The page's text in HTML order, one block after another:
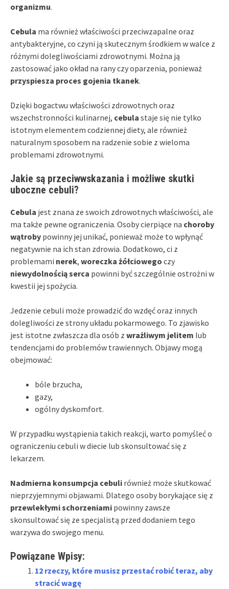
organizmu.
Cebula ma również właściwości przeciwzapalne oraz
antybakteryjne, co czyni ją skutecznym środkiem w walce z
różnymi dolegliwościami zdrowotnymi. Można ją
zastosować jako okład na rany czy oparzenia, ponieważ
przyspiesza proces gojenia tkanek.
Dzięki bogactwu właściwości zdrowotnych oraz
wszechstronności kulinarnej, cebula staje się nie tylko
istotnym elementem codziennej diety, ale również
naturalnym sposobem na radzenie sobie z wieloma
problemami zdrowotnymi.
Jakie są przeciwwskazania i możliwe skutki
uboczne cebuli?
Cebula jest znana ze swoich zdrowotnych właściwości, ale
ma także pewne ograniczenia. Osoby cierpiące na choroby
wątroby powinny jej unikać, ponieważ może to wpłynąć
negatywnie na ich stan zdrowia. Dodatkowo, ci z
problemami nerek, woreczka żółciowego czy
niewydolnością serca powinni być szczególnie ostrożni w
kwestii jej spożycia.
Jedzenie cebuli może prowadzić do wzdęć oraz innych
dolegliwości ze strony układu pokarmowego. To zjawisko
jest istotne zwłaszcza dla osób z wrażliwym jelitem lub
tendencjami do problemów trawiennych. Objawy mogą
obejmować:
bóle brzucha,
gazy,
ogólny dyskomfort.
W przypadku wystąpienia takich reakcji, warto pomyśleć o
ograniczeniu cebuli w diecie lub skonsultować się z
lekarzem.
Nadmierna konsumpcja cebuli również może skutkować
nieprzyjemnymi objawami. Dlatego osoby borykające się z
przewlekłymi schorzeniami powinny zawsze
skonsultować się ze specjalistą przed dodaniem tego
warzywa do swojego menu.
Powiązane Wpisy:
12 rzeczy, które musisz przestać robić teraz, aby
stracić wagę